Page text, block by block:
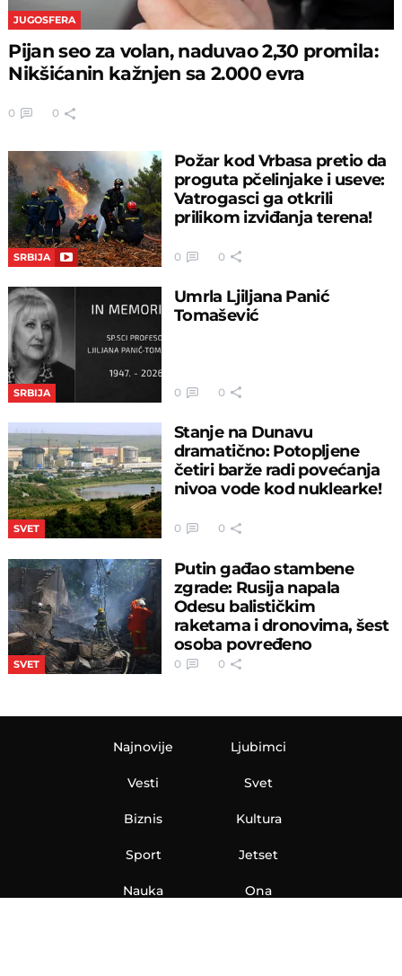
JUGOSFERA
Pijan seo za volan, naduvao 2,30 promila:
Nikšićanin kažnjen sa 2.000 evra
0 0
SRBIJA
Požar kod Vrbasa pretio da
proguta pčelinjake i useve:
Vatrogasci ga otkrili
prilikom izviđanja terena!
0 0
SRBIJA
Umrla Ljiljana Panić
Tomašević
0 0
SVET
Stanje na Dunavu
dramatično: Potopljene
četiri barže radi povećanja
nivoa vode kod nuklearke!
0 0
SVET
Putin gađao stambene
zgrade: Rusija napala
Odesu balističkim
raketama i dronovima, šest
osoba povređeno
0 0
Najnovije
Vesti
Biznis
Sport
Nauka
Ljubimci
Svet
Kultura
Jetset
Ona